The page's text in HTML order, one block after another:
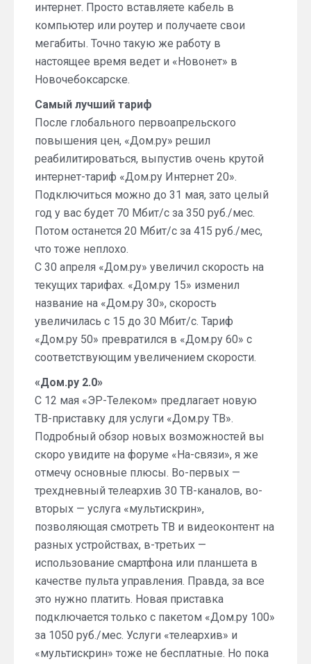
интернет. Просто вставляете кабель в
компьютер или роутер и получаете свои
мегабиты. Точно такую же работу в
настоящее время ведет и «Новонет» в
Новочебоксарске.
Самый лучший тариф
После глобального первоапрельского
повышения цен, «Дом.ру» решил
реабилитироваться, выпустив очень крутой
интернет-тариф «Дом.ру Интернет 20».
Подключиться можно до 31 мая, зато целый
год у вас будет 70 Мбит/с за 350 руб./мес.
Потом останется 20 Мбит/с за 415 руб./мес,
что тоже неплохо.
С 30 апреля «Дом.ру» увеличил скорость на
текущих тарифах. «Дом.ру 15» изменил
название на «Дом.ру 30», скорость
увеличилась с 15 до 30 Мбит/с. Тариф
«Дом.ру 50» превратился в «Дом.ру 60» с
соответствующим увеличением скорости.
«Дом.ру 2.0»
С 12 мая «ЭР-Телеком» предлагает новую
ТВ-приставку для услуги «Дом.ру ТВ».
Подробный обзор новых возможностей вы
скоро увидите на форуме «На-связи», я же
отмечу основные плюсы. Во-первых —
трехдневный телеархив 30 ТВ-каналов, во-
вторых — услуга «мультискрин»,
позволяющая смотреть ТВ и видеоконтент на
разных устройствах, в-третьих —
использование смартфона или планшета в
качестве пульта управления. Правда, за все
это нужно платить. Новая приставка
подключается только с пакетом «Дом.ру 100»
за 1050 руб./мес. Услуги «телеархив» и
«мультискрин» тоже не бесплатные. Но пока